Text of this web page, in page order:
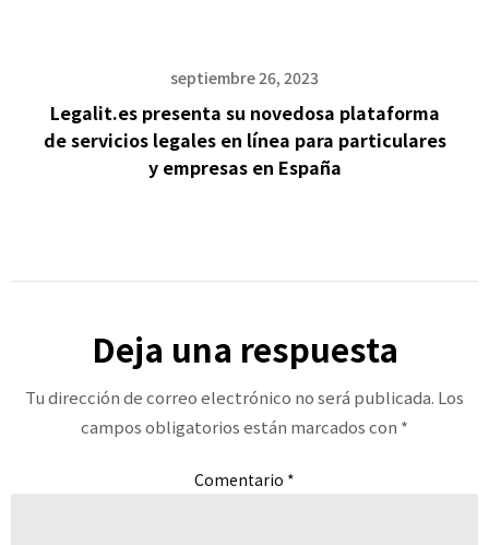
septiembre 26, 2023
Legalit.es presenta su novedosa plataforma
de servicios legales en línea para particulares
y empresas en España
Deja una respuesta
Tu dirección de correo electrónico no será publicada. Los
campos obligatorios están marcados con *
Comentario *